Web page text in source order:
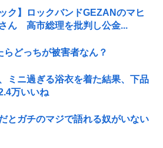
ク】ロックバンドGEZANのマヒ
ん 高市総理を批判し公金...
らどっちが被害者なん？
ミニ過ぎる浴衣を着た結果、下品
万いいね
とガチのマジで語れる奴がいない